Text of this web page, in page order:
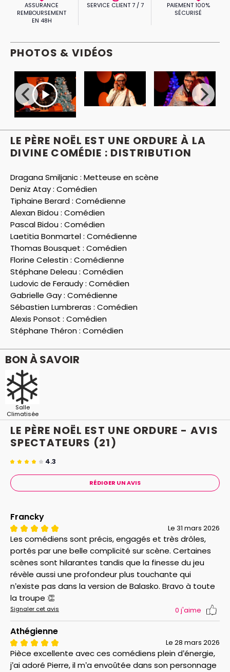
ASSURANCE
REMBOURSEMENT
EN 48H
SERVICE CLIENT 7 / 7
PAIEMENT 100%
SÉCURISÉ
PHOTOS & VIDÉOS
LE PÈRE NOËL EST UNE ORDURE À LA
DIVINE COMÉDIE : DISTRIBUTION
Dragana Smiljanic : Metteuse en scène
Deniz Atay : Comédien
Tiphaine Berard : Comédienne
Alexan Bidou : Comédien
Pascal Bidou : Comédien
Laetitia Bonmartel : Comédienne
Thomas Bousquet : Comédien
Florine Celestin : Comédienne
Stéphane Deleau : Comédien
Ludovic de Feraudy : Comédien
Gabrielle Gay : Comédienne
Sébastien Lumbreras : Comédien
Alexis Ponsot : Comédien
Stéphane Théron : Comédien
BON À SAVOIR
Salle
Climatisée
LE PÈRE NOËL EST UNE ORDURE - AVIS
SPECTATEURS (21)
4.3
RÉDIGER UN AVIS
Francky
Le 31 mars 2026
Les comédiens sont précis, engagés et très drôles,
portés par une belle complicité sur scène. Certaines
scènes sont hilarantes tandis que la finesse du jeu
révèle aussi une profondeur plus touchante qui
n’existe pas dans la version de Balasko. Bravo à toute
la troupe 👏
Signaler cet avis 0 j'aime
Athégienne
Le 28 mars 2026
Pièce excellente avec ces comédiens plein d’énergie,
j’ai adoré Pierre, il m’a envoûtée dans son personnage